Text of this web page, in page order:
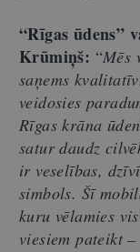
“Rīgas ūdens”
Krūmiņš: “Mēs
saņems
veidosies
Rīgas krāna
satur daudz
ir veselības,
simbols. Šī
kuru vēlamies
viesiem pateikt